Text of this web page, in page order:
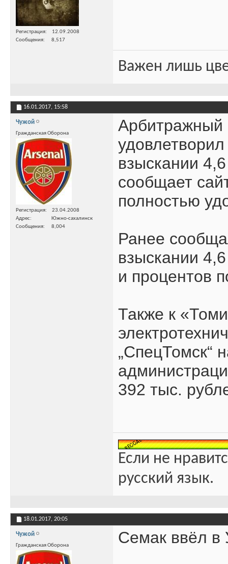
Регистрация
12.09.2008
Сообщения
8,517
Важен лишь
16.01.2017, 15:58
Чужой
Гражданская Оборона
Регистрация
23.04.2008
Адрес
Южно-сахалинск
Сообщения
8,004
Арбитражный
взыскании
сообщает
полностью
Ранее
взыскании
и процентов
Также к
„СпецТомск“
392 тыс.
Если не
русский язык.
18.01.2017, 20:05
Чужой
Гражданская Оборона Семак ввёл в